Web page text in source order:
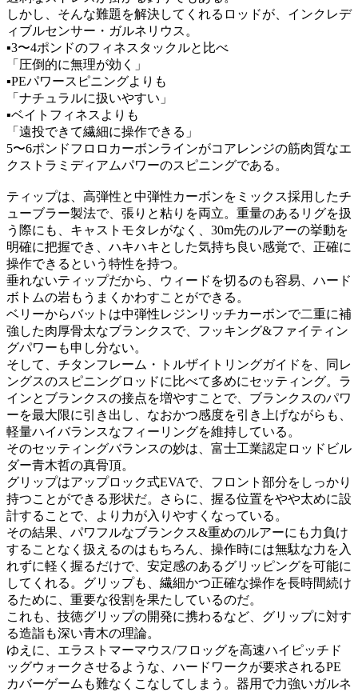
しかし、そんな難題を解決してくれるロッドが、インクレデ
ィブルセンサー・ガルネリウス。
▪3〜4ポンドのフィネスタックルと比べ
「圧倒的に無理が効く」
▪PEパワースピニングよりも
「ナチュラルに扱いやすい」
▪ベイトフィネスよりも
「遠投できて繊細に操作できる」
5〜6ポンドフロロカーボンラインがコアレンジの筋肉質なエ
クストラミディアムパワーのスピニングである。
ティップは、高弾性と中弾性カーボンをミックス採用したチ
ューブラー製法で、張りと粘りを両立。重量のあるリグを扱
う際にも、キャストモタレがなく、30m先のルアーの挙動を
明確に把握でき、ハキハキとした気持ち良い感覚で、正確に
操作できるという特性を持つ。
垂れないティップだから、ウィードを切るのも容易、ハード
ボトムの岩もうまくかわすことができる。
ベリーからバットは中弾性レジンリッチカーボンで二重に補
強した肉厚骨太なブランクスで、フッキング&ファイティン
グパワーも申し分ない。
そして、チタンフレーム・トルザイトリングガイドを、同レ
ングスのスピニングロッドに比べて多めにセッティング。ラ
インとブランクスの接点を増やすことで、ブランクスのパワ
ーを最大限に引き出し、なおかつ感度を引き上げながらも、
軽量ハイバランスなフィーリングを維持している。
そのセッティングバランスの妙は、富士工業認定ロッドビル
ダー青木哲の真骨頂。
グリップはアップロック式EVAで、フロント部分をしっかり
持つことができる形状だ。さらに、握る位置をやや太めに設
計することで、より力が入りやすくなっている。
その結果、パワフルなブランクス&重めのルアーにも力負け
することなく扱えるのはもちろん、操作時には無駄な力を入
れずに軽く握るだけで、安定感のあるグリッピングを可能に
してくれる。グリップも、繊細かつ正確な操作を長時間続け
るために、重要な役割を果たしているのだ。
これも、技徳グリップの開発に携わるなど、グリップに対す
る造詣も深い青木の理論。
ゆえに、エラストマーマウス/フロッグを高速ハイピッチド
ッグウォークさせるような、ハードワークが要求されるPE
カバーゲームも難なくこなしてしまう。器用で力強いガルネ